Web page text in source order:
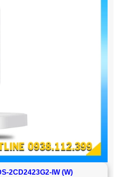
2CD2423G2-IW (W)